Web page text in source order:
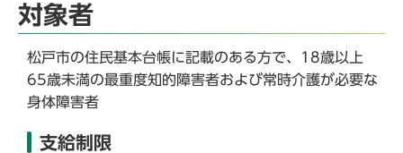
対象者
松戸市の住民基本台帳に記載のある方で、18歳以上
65歳未満の最重度知的障害者および常時介護が必要な
身体障害者
支給制限